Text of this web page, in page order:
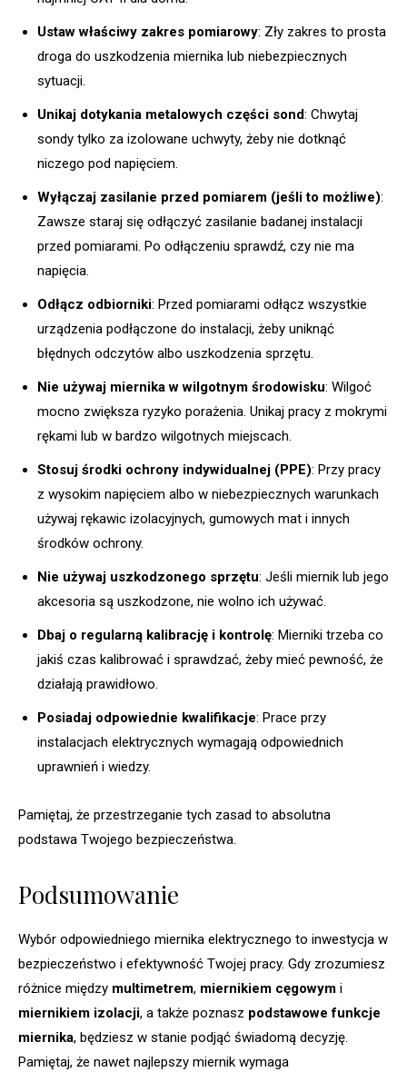
Ustaw właściwy zakres pomiarowy: Zły zakres to prosta
droga do uszkodzenia miernika lub niebezpiecznych
sytuacji.
Unikaj dotykania metalowych części sond: Chwytaj
sondy tylko za izolowane uchwyty, żeby nie dotknąć
niczego pod napięciem.
Wyłączaj zasilanie przed pomiarem (jeśli to możliwe):
Zawsze staraj się odłączyć zasilanie badanej instalacji
przed pomiarami. Po odłączeniu sprawdź, czy nie ma
napięcia.
Odłącz odbiorniki: Przed pomiarami odłącz wszystkie
urządzenia podłączone do instalacji, żeby uniknąć
błędnych odczytów albo uszkodzenia sprzętu.
Nie używaj miernika w wilgotnym środowisku: Wilgoć
mocno zwiększa ryzyko porażenia. Unikaj pracy z mokrymi
rękami lub w bardzo wilgotnych miejscach.
Stosuj środki ochrony indywidualnej (PPE): Przy pracy
z wysokim napięciem albo w niebezpiecznych warunkach
używaj rękawic izolacyjnych, gumowych mat i innych
środków ochrony.
Nie używaj uszkodzonego sprzętu: Jeśli miernik lub jego
akcesoria są uszkodzone, nie wolno ich używać.
Dbaj o regularną kalibrację i kontrolę: Mierniki trzeba co
jakiś czas kalibrować i sprawdzać, żeby mieć pewność, że
działają prawidłowo.
Posiadaj odpowiednie kwalifikacje: Prace przy
instalacjach elektrycznych wymagają odpowiednich
uprawnień i wiedzy.
Pamiętaj, że przestrzeganie tych zasad to absolutna
podstawa Twojego bezpieczeństwa.
Podsumowanie
Wybór odpowiedniego miernika elektrycznego to inwestycja w
bezpieczeństwo i efektywność Twojej pracy. Gdy zrozumiesz
różnice między multimetrem, miernikiem cęgowym i
miernikiem izolacji, a także poznasz podstawowe funkcje
miernika, będziesz w stanie podjąć świadomą decyzję.
Pamiętaj, że nawet najlepszy miernik wymaga